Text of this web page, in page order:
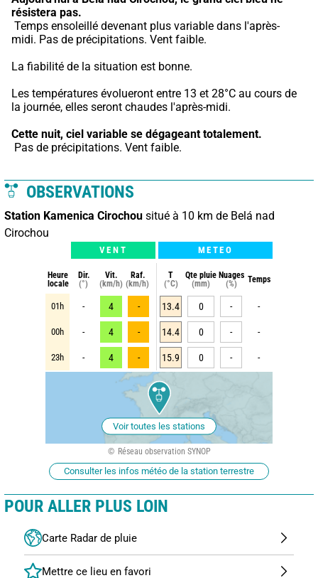
résistera pas.
midi. Pas de précipitations. Vent faible.
La fiabilité de la situation est bonne.
Les températures évolueront entre 13 et 28°C au cours de
la journée, elles seront chaudes l'après-midi.
Cette nuit, ciel variable se dégageant totalement.
Pas de précipitations. Vent faible.
OBSERVATIONS
Station Kamenica Cirochou situé à 10 km de Belá nad
Cirochou
VENT METEO
Heure
locale
Dir.
(°)
Vit.
(km/h)
Raf.
(km/h)
T
(°C)
Qte pluie
(mm)
Nuages
(%)
Temps
01h - 4 - 13.4 0 - -
00h - 4 - 14.4 0 - -
23h - 4 - 15.9 0 - -
Voir toutes les stations
Réseau observation SYNOP
Consulter les infos météo de la station terrestre
POUR ALLER PLUS LOIN
Carte Radar de pluie